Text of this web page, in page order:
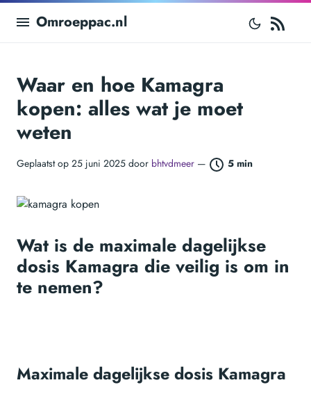
Omroeppac.nl
Waar en hoe Kamagra
kopen: alles wat je moet
weten
Geplaatst op 25 juni 2025 door bhtvdmeer — 5 min
Wat is de maximale dagelijkse
dosis Kamagra die veilig is om in
te nemen?
Maximale dagelijkse dosis Kamagra